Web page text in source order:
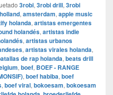
3robi, 3robi drill, 3robi
, amsterdam, apple music
holanda, artistas emergentes
holandés, artistas indie
, artistas urbanos
, artistas virales holanda,
de rap holanda, beats drill
, boef, BOEF - RANGE
, boef habiba, boef
, boef viral, bokoesam, bokoesam